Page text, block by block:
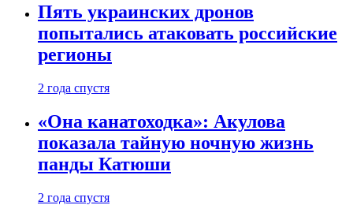
Пять украинских дронов
попытались атаковать российские
регионы
2 года спустя
«Она канатоходка»: Акулова
показала тайную ночную жизнь
панды Катюши
2 года спустя